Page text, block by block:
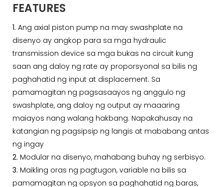
FEATURES
1. Ang axial piston pump na may swashplate na
disenyo ay angkop para sa mga hydraulic
transmission device sa mga bukas na circuit kung
saan ang daloy ng rate ay proporsyonal sa bilis ng
paghahatid ng input at displacement. Sa
pamamagitan ng pagsasaayos ng anggulo ng
swashplate, ang daloy ng output ay maaaring
maiayos nang walang hakbang. Napakahusay na
katangian ng pagsipsip ng langis at mababang antas
ng ingay
2. Modular na disenyo, mahabang buhay ng serbisyo.
3. Maikling oras ng pagtugon, variable na bilis sa
pamamagitan ng opsyon sa paghahatid ng baras,